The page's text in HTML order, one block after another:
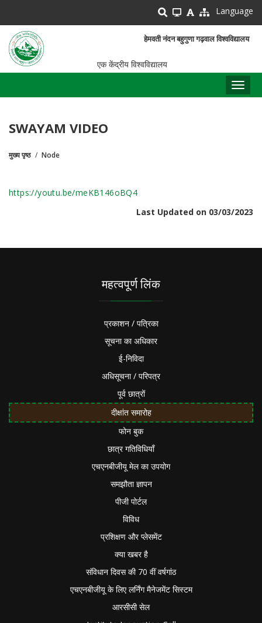
main
content
Language
हेमवती नंदन बहुगुणा गढ़वाल विश्वविद्यालय
एक केंद्रीय विश्वविद्यालय
SWAYAM VIDEO
मुख्य पृष्ठ Node
https://youtu.be/meKB146oBQ4
Last Updated on 03/03/2023
महत्वपूर्ण लिंक
प्रकाशन / पत्रिका
सूचना का अधिकार
ई-निविदा
अधिसूचना / परिपत्र
पूर्व छात्रों
दीक्षांत समारोह
फोन बुक
छात्र गतिविधियाँ
एचएनबीजीयू मेल का उपयोग
समझौता ज्ञापन
पीजी पोर्टल
विविध
प्रशिक्षण और प्लेसमेंट
क्या खबर है
संविधान दिवस की 70 वीं वर्षगांठ
एचएनबीजीयू के लिए लर्निंग मैनेजमेंट सिस्टम
आरसीसी सेल